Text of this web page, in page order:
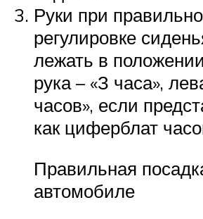
Руки при правильно
регулировке
лежать в
рука – «З часа»,
часов», если
как циферблат
Правильная
автомобиле